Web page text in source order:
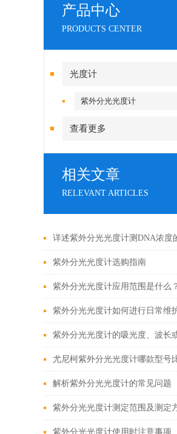
产品中心
PRODUCTS CENTER
光度计
紫外分光光度计
查看更多
相关文章
RELEVANT ARTICLES
详述紫外分光光度计测DNA浓度
方法
紫外分光光度计选购指南
紫外分光光度计应用范围是什么
紫外分光光度计如何进行日常维
紫外分光光度计的吸光度、波长
波数和杂散光校正方法
尤尼柯紫外分光光度计哪款型号
较好用呢？
解析紫外分光光度计的常见问题
紫外分光光度计测定范围及测定
法
紫外分光光度计使用时注意事项